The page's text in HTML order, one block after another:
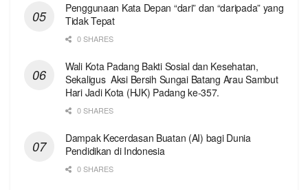
Penggunaan Kata Depan “dari” dan “daripada” yang
Tidak Tepat
0 SHARES
Wali Kota Padang Bakti Sosial dan Kesehatan,
Sekaligus Aksi Bersih Sungai Batang Arau Sambut
Hari Jadi Kota (HJK) Padang ke-357.
0 SHARES
Dampak Kecerdasan Buatan (AI) bagi Dunia
Pendidikan di Indonesia
0 SHARES